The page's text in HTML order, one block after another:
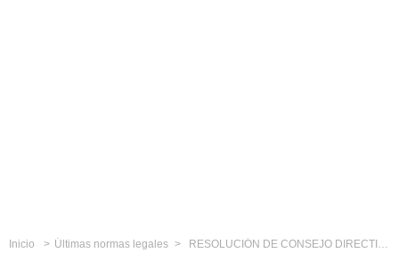
Inicio Últimas normas legales RESOLUCIÓN DE CONSEJO DIRECTIVO N° 007-2016-SUNASS-CD Aprueban Metodología, Criterios